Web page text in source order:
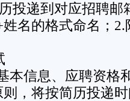
投递到对应招聘邮
名的格式命名；
本信息、应聘资格
则，将按简历投递